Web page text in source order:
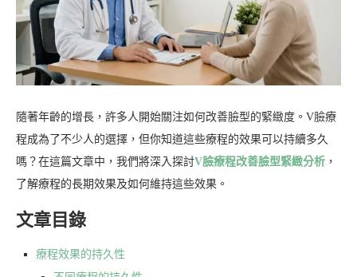
隨著年齡的增長，許多人開始關注如何改善臉型的緊緻度。V臉療
程成為了不少人的選擇，但你知道這些療程的效果可以持續多久
嗎？在這篇文章中，我們將深入探討V臉療程改善臉型緊緻分析 ，
了解療程的長期效果及如何維持這些效果。
文章目錄
療程效果的持久性